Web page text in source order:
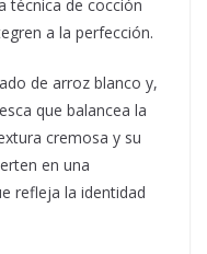
técnica de cocción
a la perfección.
de arroz blanco y,
que balancea la
cremosa y su
en una
refleja la identidad